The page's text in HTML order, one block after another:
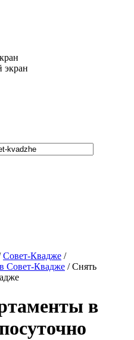
Совет-Квадже /
Совет-Квадже / Снять
в